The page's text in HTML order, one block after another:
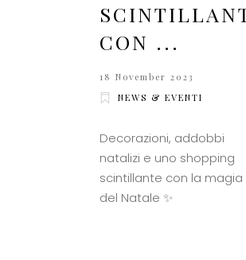
CON ...
18 November 2023
NEWS & EVENTI
Decorazioni, addobbi
natalizi e uno shopping
scintillante con la magia
del Natale ✨